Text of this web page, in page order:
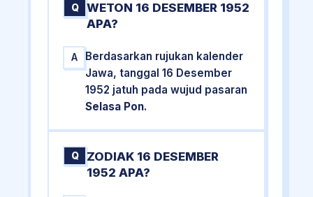
Q
WETON 16 DESEMBER 1952
APA?
A
Berdasarkan rujukan kalender
Jawa, tanggal 16 Desember
1952 jatuh pada wujud pasaran
Selasa Pon.
Q
ZODIAK 16 DESEMBER
1952 APA?